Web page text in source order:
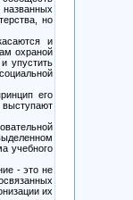
но
и
охраной
упустить
его
выступают
учебного
- это не
их